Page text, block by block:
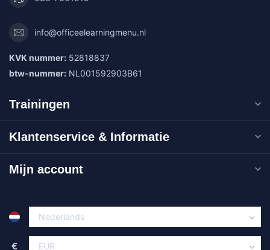
info@officeelearningmenu.nl
KVK nummer: 52818837
btw-nummer: NL001592903B61
Trainingen
Klantenservice & Informatie
Mijn account
€